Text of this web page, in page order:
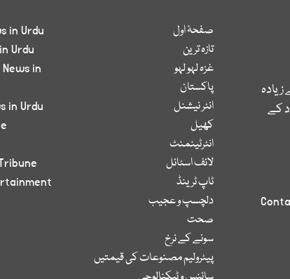
کے
صفحۂ اول
تازہ ترین
غزہ لہو لہو
پاکستان
انٹر نیشنل
کھیل
انٹرٹینمنٹ
لائف اسٹائل
ٹاپ ٹرینڈ
دلچسپ و عجیب
صحت
سونے کے نرخ
پیٹرولیم مصنوعات کی قیمتیں
in Urdu
Urdu
in
in Urdu